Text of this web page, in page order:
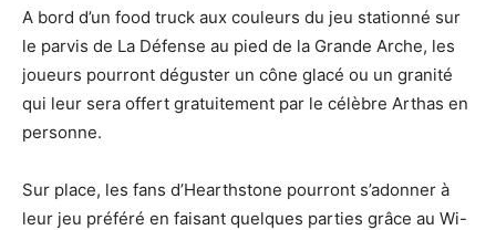
A bord d’un food truck aux couleurs du jeu stationné sur
le parvis de La Défense au pied de la Grande Arche, les
joueurs pourront déguster un cône glacé ou un granité
qui leur sera offert gratuitement par le célèbre Arthas en
personne.
Sur place, les fans d’Hearthstone pourront s’adonner à
leur jeu préféré en faisant quelques parties grâce au Wi-